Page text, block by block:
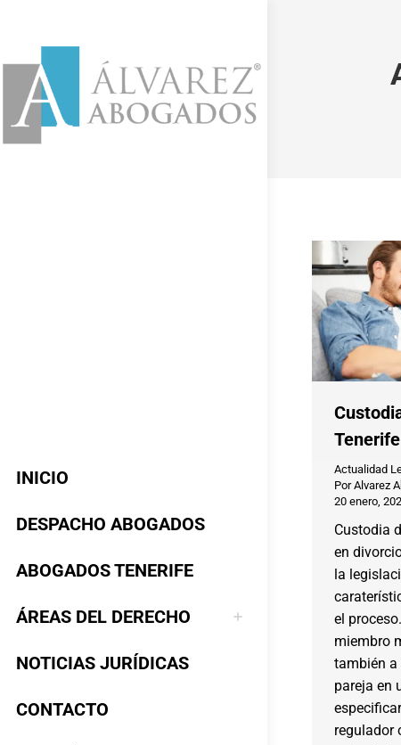
INICIO
DESPACHO ABOGADOS
ABOGADOS TENERIFE
ÁREAS DEL DERECHO
NOTICIAS JURÍDICAS
CONTACTO
Tenerife
Actualidad
PorAlvarez
20 enero,
Custodia
en
la
el
miembro
también a
pareja en
regulador